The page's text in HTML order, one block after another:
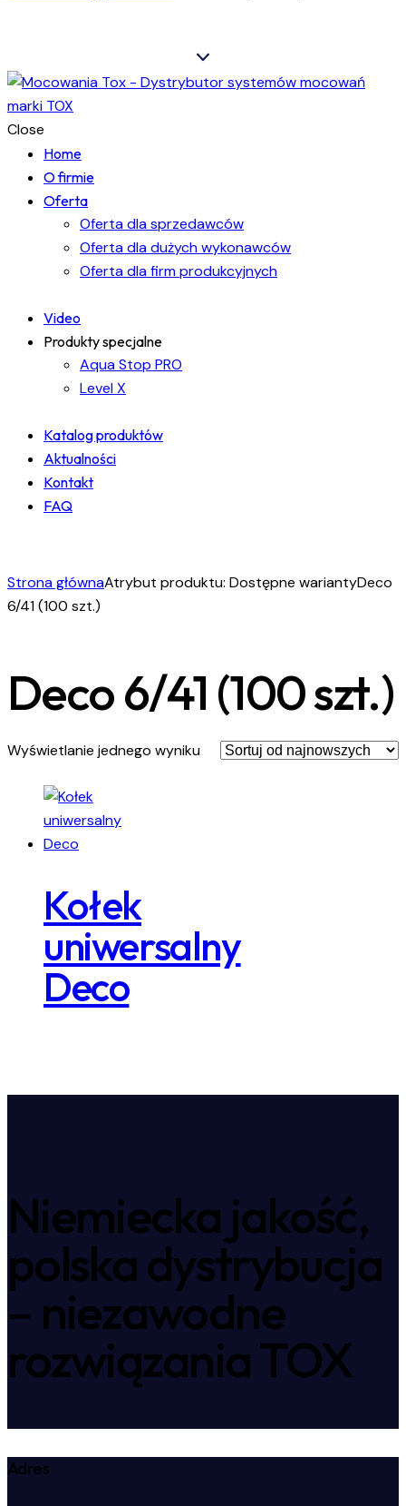
Close
Home
O firmie
Oferta
Oferta dla sprzedawców
Oferta dla dużych wykonawców
Oferta dla firm produkcyjnych
Video
Produkty specjalne
Aqua Stop PRO
Level X
Katalog produktów
Aktualności
Kontakt
FAQ
1
Strona głównaAtrybut produktu: Dostępne wariantyDeco
6/41 (100 szt.)
Deco 6/41 (100 szt.)
Wyświetlanie jednego wyniku
Kołek
uniwersalny
Deco
Niemiecka jakość,
polska dystrybucja
– niezawodne
rozwiązania TOX
Adres